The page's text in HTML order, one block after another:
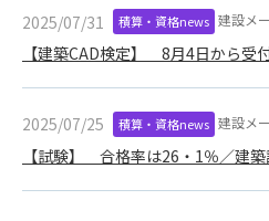
2025/07/31 積算・資格news 建設メ
【建築CAD検定】 8月4日から受
2025/07/25 積算・資格news 建設メ
【試験】 合格率は26・1％／建
向上のための設備工事等の為に本
とがあります。運用停止について
通知申し上げますが、緊急時はそ
第12条（変更の届出）
会員は、住所、電話番号、その他
あった場合には、速やかに所定の
とします。届出がなかったことで
も、管理者は一切その責任を負い